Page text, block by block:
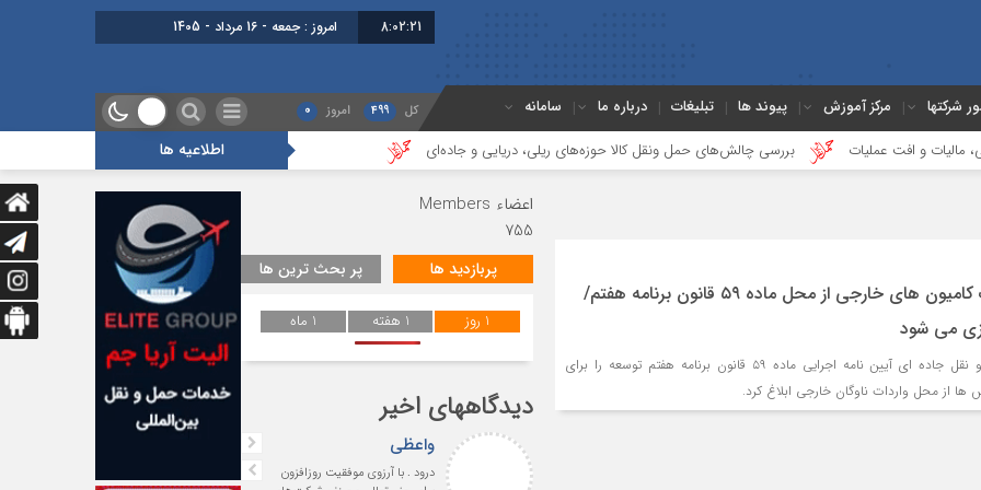
8:02:22
امروز : جمعه - 16 مرداد - 1405
شرکتها مرکز آموزش پیوند ها تبلیغات درباره ما سامانه کل 499 امروز 0
اطلاعیه ها مالیات و افت عملیات
بررسی چالش‌های حمل ونقل کالا حوزه‌های ریلی، دریایی و جاده‌ای
گزارشی کوتاه از هفدهمین جلسه بخش جاده ای
شرایط جدید واردات کامیون های خارجی از محل ماده ۵۹ قانون برنامه هفتم/
می شود
سازمان راهداری و حمل و نقل جاده ای‌ آیین نامه اجرایی ماده ۵۹ قانون برنامه هفتم توسعه را برای
ها از محل واردات ناوگان خارجی ‌ابلاغ کرد.
اعضاء Members
755
پربازدید ها پر بحث ترین ها
1 روز 1 هفته 1 ماه
دیدگاههای اخیر
واعظی
درود . با آرزوی موفقیت روزافزون
اف